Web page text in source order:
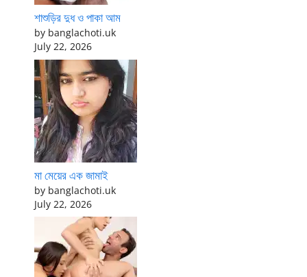
শাশুড়ির দুধ ও পাকা আম
by banglachoti.uk
July 22, 2026
মা মেয়ের এক জামাই
by banglachoti.uk
July 22, 2026